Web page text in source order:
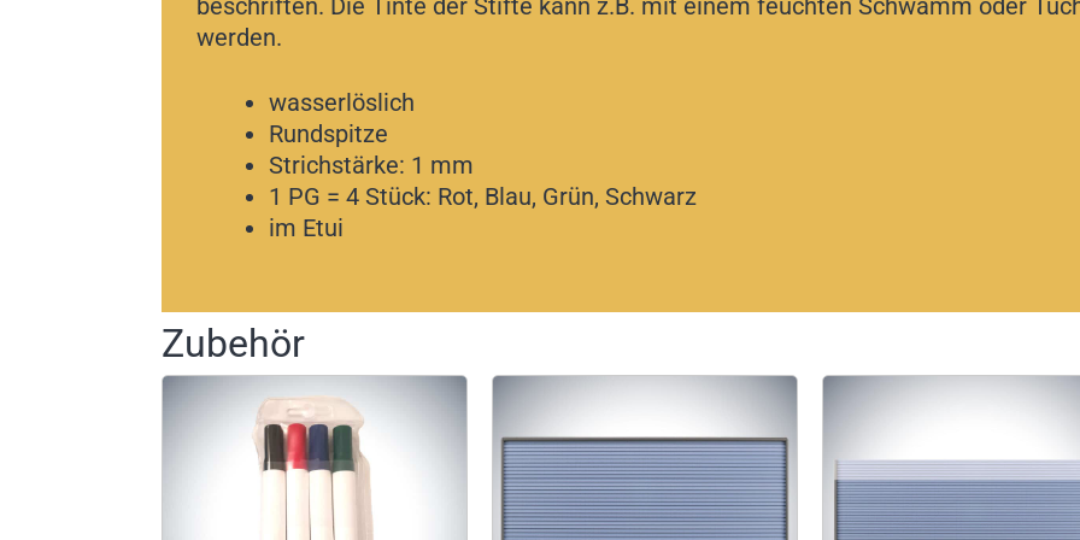
werden.
wasserlöslich
Rundspitze
Strichstärke: 1 mm
1 PG = 4 Stück: Rot, Blau, Grün, Schwarz
im Etui
Zubehör